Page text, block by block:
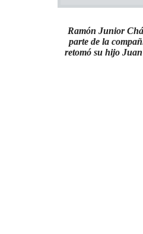
Ramón Junior
parte de la
retomó su hijo